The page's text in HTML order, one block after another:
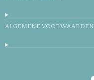
ALGEMENE VOORWAARDEN